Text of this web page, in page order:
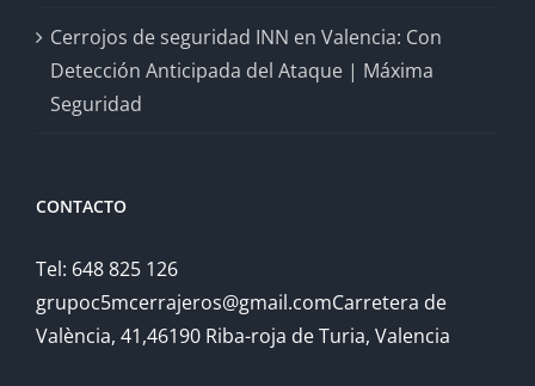
Cerrojos de seguridad INN en Valencia: Con
Detección Anticipada del Ataque | Máxima
Seguridad
CONTACTO
Tel: 648 825 126
grupoc5mcerrajeros@gmail.comCarretera de
València, 41,46190 Riba-roja de Turia, Valencia